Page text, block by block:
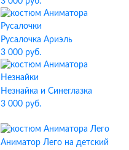
Русалочка Ариэль
3 000 руб.
Незнайка и Синеглазка
3 000 руб.
Аниматор Лего на детский